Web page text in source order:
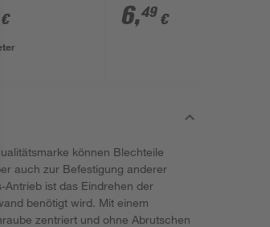
€
90 cm
6,49 €
können Blechteile
auch zur Befestigung anderer
Antrieb ist das Eindrehen der
benötigt wird. Mit einem
zentriert und ohne Abrutschen